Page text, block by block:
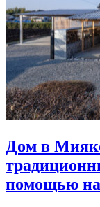
Дом в
помощью